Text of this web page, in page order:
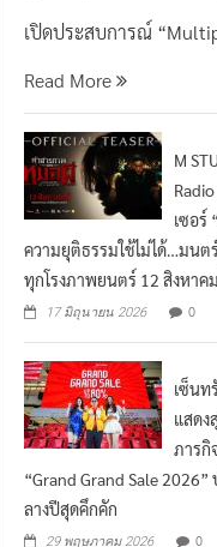
เปิดประสบการณ์
Read More
M
เซอร์
ความยุติธรรมใช้ไม่ได้…มนต
ทุกโรงภาพยนตร์ 12 สิงหาค
17 มิถุนายน 2026 0
เซ็นท
แสดง
ภารกิ
“Grand Grand Sale
ลางปีสุดคึกคัก
29 พฤษภาคม 2026 0